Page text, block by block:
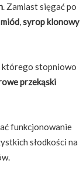
. Zamiast sięgać po
miód,syrop klonowy
którego stopniowo
przekąski
funkcjonowanie
słodkości na